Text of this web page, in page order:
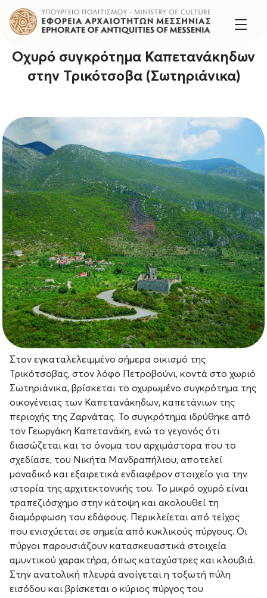
Οχυρό συγκρότημα Καπετανάκηδων
στην Τρικότσοβα (Σωτηριάνικα)
Στον εγκαταλελειμμένο σήμερα οικισμό της
Τρικότσοβας, στον λόφο Πετροβούνι, κοντά στο χωριό
Σωτηριάνικα, βρίσκεται το οχυρωμένο συγκρότημα της
οικογένειας των Καπετανάκηδων, καπετάνιων της
περιοχής της Ζαρνάτας. Το συγκρότημα ιδρύθηκε από
τον Γεωργάκη Καπετανάκη, ενώ το γεγονός ότι
διασώζεται και το όνομα του αρχιμάστορα που το
σχεδίασε, του Νικήτα Μανδραπήλιου, αποτελεί
μοναδικό και εξαιρετικά ενδιαφέρον στοιχείο για την
ιστορία της αρχιτεκτονικής του. Το μικρό οχυρό είναι
τραπεζιόσχημο στην κάτοψη και ακολουθεί τη
διαμόρφωση του εδάφους. Περικλείεται από τείχος
που ενισχύεται σε σημεία από κυκλικούς πύργους. Οι
πύργοι παρουσιάζουν κατασκευαστικά στοιχεία
αμυντικού χαρακτήρα, όπως καταχύστρες και κλουβιά.
Στην ανατολική πλευρά ανοίγεται η τοξωτή πύλη
εισόδου και βρίσκεται ο κύριος πύργος του